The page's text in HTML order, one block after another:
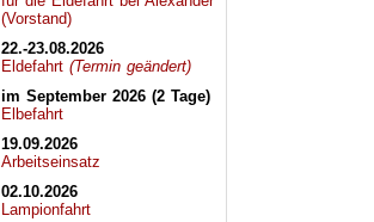
(Vorstand)
22.-23.08.2026
Eldefahrt (Termin geändert)
im September 2026 (2 Tage)
Elbefahrt
19.09.2026
Arbeitseinsatz
02.10.2026
Lampionfahrt